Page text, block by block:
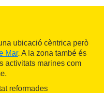
ubicació cèntrica però
Mar. A la zona també és
activitats marines com
reformades